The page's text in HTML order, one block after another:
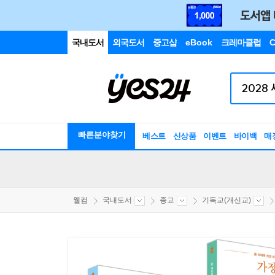
국내도서 외국도서 중고샵 eBook 크레마클럽
빠른분야찾기 베스트 신상품 이벤트 바이백 매
웰컴 국내도서 종교 기독교(개신교)